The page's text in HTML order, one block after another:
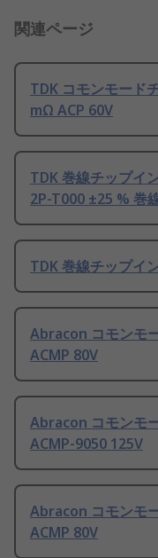
関連ページ
TDK コモンモード
mΩ ACP 60V
TDK 巻線チップイ
2P-T000 ±25 % 巻
TDK 巻線チップイ
Abracon コモンモ
ACMP 80V
Abracon コモンモ
ACMP-9050 125V
Abracon コモンモ
ACMP 80V